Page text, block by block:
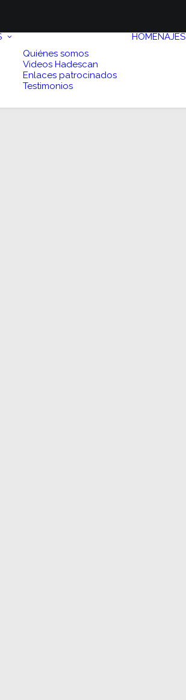
Quiénes somos
Videos Hadescan
Enlaces patrocinados
Testimonios
HOMENAJES